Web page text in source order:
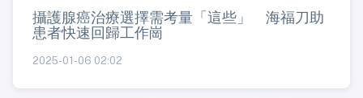
攝護腺癌治療選擇需考量「這些」 海福刀助
患者快速回歸工作崗
2025-01-06 02:02